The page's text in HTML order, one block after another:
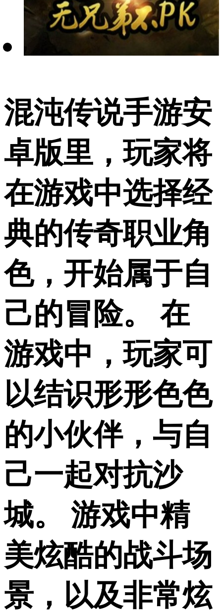
混沌传说手游安
卓版里，玩家将
在游戏中选择经
典的传奇职业角
色，开始属于自
己的冒险。 在
游戏中，玩家可
以结识形形色色
的小伙伴，与自
己一起对抗沙
城。 游戏中精
美炫酷的战斗场
景，以及非常炫